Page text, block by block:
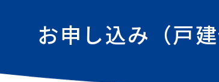
お申し込み（戸建